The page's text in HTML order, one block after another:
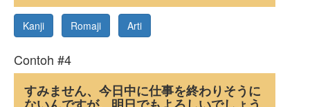
Kanji Romaji Arti
Contoh #4
すみません、今日中に仕事を終わりそうに